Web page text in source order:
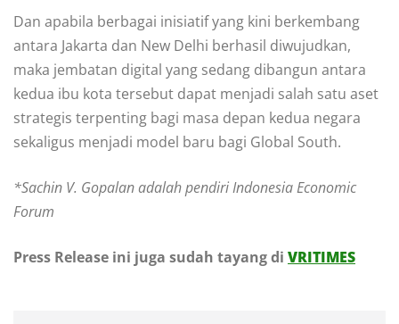
Dan apabila berbagai inisiatif yang kini berkembang
antara Jakarta dan New Delhi berhasil diwujudkan,
maka jembatan digital yang sedang dibangun antara
kedua ibu kota tersebut dapat menjadi salah satu aset
strategis terpenting bagi masa depan kedua negara
sekaligus menjadi model baru bagi Global South.
*Sachin V. Gopalan adalah pendiri Indonesia Economic
Forum
Press Release ini juga sudah tayang di VRITIMES